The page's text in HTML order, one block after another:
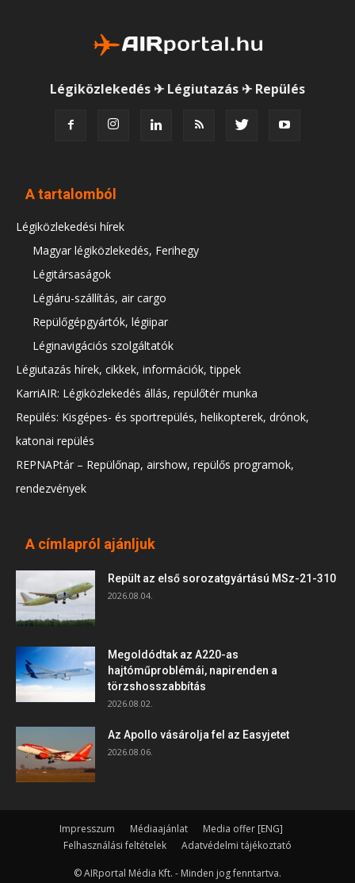
Légiközlekedés ✈ Légiutazás ✈ Repülés
A tartalomból
Légiközlekedési hírek
Magyar légiközlekedés, Ferihegy
Légitársaságok
Légiáru-szállítás, air cargo
Repülőgépgyártók, légiipar
Léginavigációs szolgáltatók
Légiutazás hírek, cikkek, információk, tippek
KarriAIR: Légiközlekedés állás, repülőtér munka
Repülés: Kisgépes- és sportrepülés, helikopterek, drónok,
katonai repülés
REPNAPtár – Repülőnap, airshow, repülős programok,
rendezvények
A címlapról ajánljuk
Repült az első sorozatgyártású MSz-21-310
2026.08.04.
Megoldódtak az A220-as
hajtóműproblémái, napirenden a
törzshosszabbítás
2026.08.02.
Az Apollo vásárolja fel az Easyjetet
2026.08.06.
Impresszum Médiaajánlat
Media offer [ENG]
Felhasználási feltételek
Adatvédelmi tájékoztató
© AIRportal Média Kft. - Minden jog fenntartva.